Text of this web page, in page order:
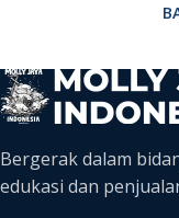
Bergerak dalam
edukasi dan